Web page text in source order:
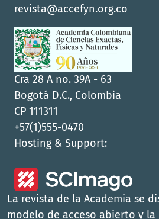
revista@accefyn.org.co
Cra 28 A no. 39A - 63
Bogotá D.C., Colombia
CP 111311
+57(1)555-0470
Hosting & Support:
La revista de la Academia se
modelo de acceso abierto y la